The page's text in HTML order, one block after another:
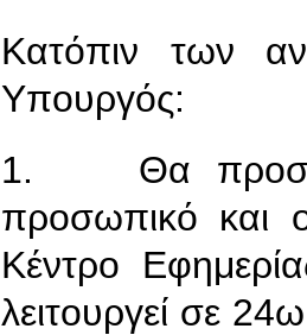
Κατόπιν των
Yπουργός:
1. Θα
προσωπικό και
Κέντρο
λειτουργεί σε